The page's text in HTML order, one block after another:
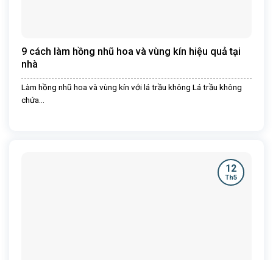
9 cách làm hồng nhũ hoa và vùng kín hiệu quả tại
nhà
Làm hồng nhũ hoa và vùng kín với lá trầu không Lá trầu không
chứa...
12
Th5